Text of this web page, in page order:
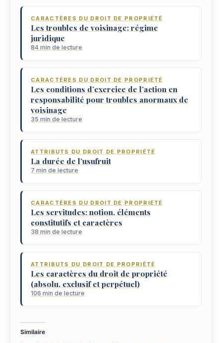
CARACTÈRES DU DROIT DE PROPRIÉTÉ
Les troubles de voisinage: régime
juridique
84 min de lecture
CARACTÈRES DU DROIT DE PROPRIÉTÉ
Les conditions d’exercice de l’action en
responsabilité pour troubles anormaux de
voisinage
35 min de lecture
ATTRIBUTS DU DROIT DE PROPRIÉTÉ
La durée de l’usufruit
7 min de lecture
CARACTÈRES DU DROIT DE PROPRIÉTÉ
Les servitudes: notion, éléments
constitutifs et caractères
38 min de lecture
ATTRIBUTS DU DROIT DE PROPRIÉTÉ
Les caractères du droit de propriété
(absolu, exclusif et perpétuel)
106 min de lecture
Similaire